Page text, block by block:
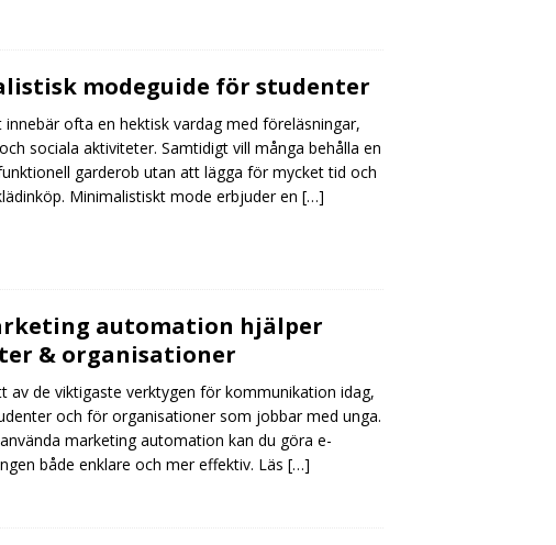
modeguide för studenter
innebär ofta en hektisk vardag med föreläsningar,
sociala aktiviteter. Samtidigt vill många behålla en
garderob utan att lägga för mycket tid och
Minimalistiskt mode erbjuder en […]
automation hjälper
& organisationer
av de viktigaste verktygen för kommunikation idag,
och för organisationer som jobbar med unga.
marketing automation kan du göra e-
både enklare och mer effektiv. Läs […]